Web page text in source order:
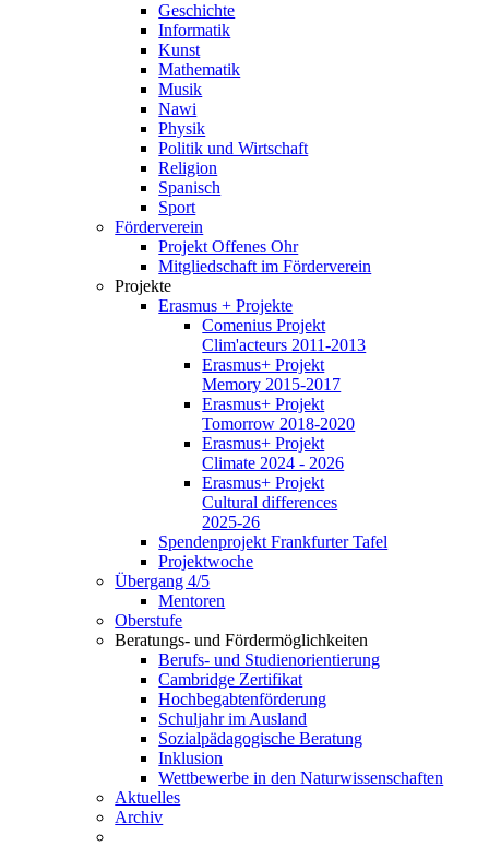
Geschichte
Informatik
Kunst
Mathematik
Musik
Nawi
Physik
Politik und Wirtschaft
Religion
Spanisch
Sport
Förderverein
Projekt Offenes Ohr
Mitgliedschaft im Förderverein
Projekte
Erasmus + Projekte
Comenius Projekt
Clim'acteurs 2011-2013
Erasmus+ Projekt
Memory 2015-2017
Erasmus+ Projekt
Tomorrow 2018-2020
Erasmus+ Projekt
Climate 2024 - 2026
Erasmus+ Projekt
Cultural differences
2025-26
Spendenprojekt Frankfurter Tafel
Projektwoche
Übergang 4/5
Mentoren
Oberstufe
Beratungs- und Fördermöglichkeiten
Berufs- und Studienorientierung
Cambridge Zertifikat
Hochbegabtenförderung
Schuljahr im Ausland
Sozialpädagogische Beratung
Inklusion
Wettbewerbe in den Naturwissenschaften
Aktuelles
Archiv